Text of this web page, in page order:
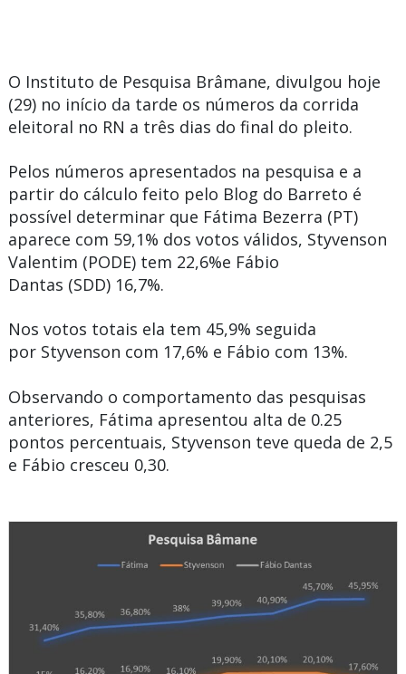
O Instituto de Pesquisa Brâmane, divulgou hoje
(29) no início da tarde os números da corrida
eleitoral no RN a três dias do final do pleito.
Pelos números apresentados na pesquisa e a
partir do cálculo feito pelo Blog do Barreto é
possível determinar que Fátima Bezerra (PT)
aparece com 59,1% dos votos válidos, Styvenson
Valentim (PODE) tem 22,6%e Fábio
Dantas (SDD) 16,7%.
Nos votos totais ela tem 45,9% seguida
porStyvenson com 17,6% e Fábio com 13%.
Observando o comportamento das pesquisas
anteriores, Fátima apresentou alta de 0.25
pontos percentuais, Styvenson teve queda de 2,5
e Fábio cresceu 0,30.